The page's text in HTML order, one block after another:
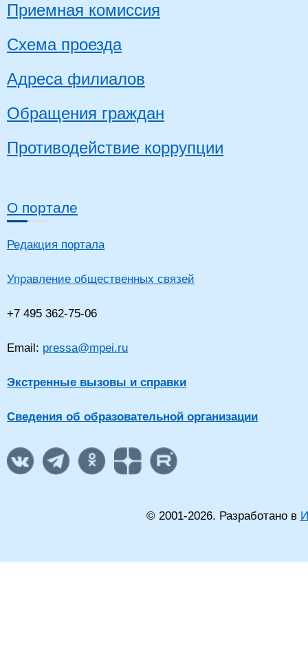
Приемная комиссия
Схема проезда
Адреса филиалов
Обращения граждан
Противодействие коррупции
О портале
Редакция портала
Управление общественных связей
+7 495 362-75-06
Email: pressa@mpei.ru
Экстренные вызовы и справки
Сведения об образовательной организации
© 2001-2026. Разработано в